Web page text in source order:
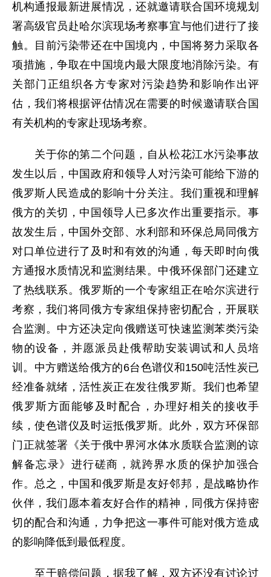
机构通报最新进展情况，还就邀请联合国环境规划
署高级官员赴哈尔滨现场考察事宜与他们进行了接
触。目前污染带还在中国境内，中国将努力采取各
项措施，争取在中国境内最大限度地消除污染。有
关部门正组织各方专家对污染趋势和影响作出评
估，我们将根据评估情况在需要的时候邀请联合国
有关机构的专家赴现场考察。
关于你的第二个问题，自从松花江水污染事故
发生以后，中国政府和领导人对污染可能给下游的
俄罗斯人民造成的影响十分关注。我们重视和理解
俄方的关切，中国领导人已多次作出重要指示。事
故发生后，中国外交部、水利部和环保总局同俄方
对口单位进行了及时和有效的沟通，每天即时向俄
方通报水质情况和监测结果。中俄环保部门还建立
了热线联系。俄罗斯的一个专家组正在哈尔滨进行
考察，我们将同俄方专家组保持密切配合，开展联
合监测。中方还决定向俄赠送可快速监测苯类污染
物的设备，并愿派员赴俄帮助安装调试和人员培
训。中方赠送给俄方的6台色谱仪和150吨活性炭已
经准备就绪，活性炭正在发往俄罗斯。我们也希望
俄罗斯方面能够及时配合，办理好相关的接收手
续，使色谱仪及时运抵俄罗斯。此外，双方环保部
门正就签署《关于俄中界河水体水质联合监测的谅
解备忘录》进行磋商，就跨界水质的保护加强合
作。总之，中国和俄罗斯是友好邻邦，是战略协作
伙伴，我们愿本着友好合作的精神，同俄方保持密
切的配合和沟通，力争把这一事件可能对俄方造成
的影响降低到最低程度。
至于赔偿问题，据我了解，双方还没有讨论过